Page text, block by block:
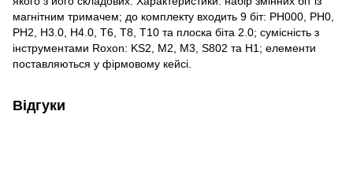
магнітним тримачем; до комплекту входить 9 біт: PH000, PH0,
PH2, H3.0, H4.0, T6, T8, T10 та плоска біта 2.0; сумісність з
інструментами Roxon: KS2, M2, M3, S802 та H1; елементи
поставляються у фірмовому кейсі.
Відгуки